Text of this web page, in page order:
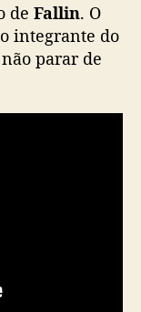
M
V
s
.
o
de Fallin. O
integrante do
parar de